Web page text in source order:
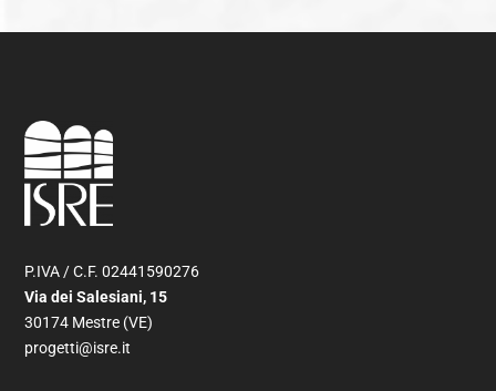
P.IVA / C.F. 02441590276
Via dei Salesiani, 15
30174 Mestre (VE)
progetti@isre.it